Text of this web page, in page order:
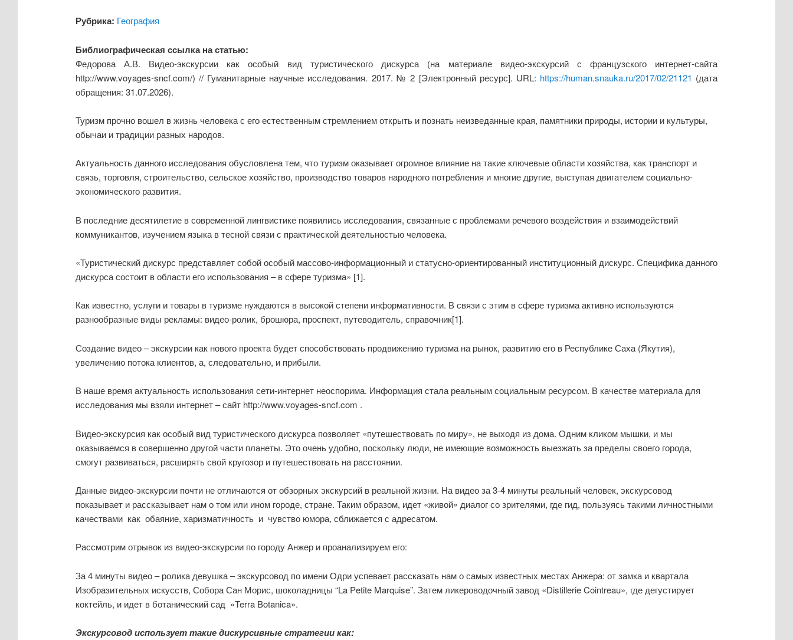
Рубрика: География
Библиографическая ссылка на статью:
Федорова А.В. Видео-экскурсии как особый вид туристического дискурса (на материале видео-экскурсий с французского интернет-сайта
http://www.voyages-sncf.com/) // Гуманитарные научные исследования. 2017. № 2 [Электронный ресурс]. URL: https://human.snauka.ru/2017/02/21121 (дата
обращения: 31.07.2026).
Туризм прочно вошел в жизнь человека с его естественным стремлением открыть и познать неизведанные края, памятники природы, истории и культуры,
обычаи и традиции разных народов.
Актуальность данного исследования обусловлена тем, что туризм оказывает огромное влияние на такие ключевые области хозяйства, как транспорт и
связь, торговля, строительство, сельское хозяйство, производство товаров народного потребления и многие другие, выступая двигателем социально-
экономического развития.
В последние десятилетие в современной лингвистике появились исследования, связанные с проблемами речевого воздействия и взаимодействий
коммуникантов, изучением языка в тесной связи с практической деятельностью человека.
«Туристический дискурс представляет собой особый массово-информационный и статусно-ориентированный институционный дискурс. Специфика данного
дискурса состоит в области его использования – в сфере туризма» [1].
Как известно, услуги и товары в туризме нуждаются в высокой степени информативности. В связи с этим в сфере туризма активно используются
разнообразные виды рекламы: видео-ролик, брошюра, проспект, путеводитель, справочник[1].
Создание видео – экскурсии как нового проекта будет способствовать продвижению туризма на рынок, развитию его в Республике Саха (Якутия),
увеличению потока клиентов, а, следовательно, и прибыли.
В наше время актуальность использования сети-интернет неоспорима. Информация стала реальным социальным ресурсом. В качестве материала для
исследования мы взяли интернет – сайт http://www.voyages-sncf.com .
Видео-экскурсия как особый вид туристического дискурса позволяет «путешествовать по миру», не выходя из дома. Одним кликом мышки, и мы
оказываемся в совершенно другой части планеты. Это очень удобно, поскольку люди, не имеющие возможность выезжать за пределы своего города,
смогут развиваться, расширять свой кругозор и путешествовать на расстоянии.
Данные видео-экскурсии почти не отличаются от обзорных экскурсий в реальной жизни. На видео за 3-4 минуты реальный человек, экскурсовод
показывает и рассказывает нам о том или ином городе, стране. Таким образом, идет «живой» диалог со зрителями, где гид, пользуясь такими личностными
качествами как обаяние, харизматичность и чувство юмора, сближается с адресатом.
Рассмотрим отрывок из видео-экскурсии по городу Анжер и проанализируем его:
За 4 минуты видео – ролика девушка – экскурсовод по имени Одри успевает рассказать нам о самых известных местах Анжера: от замка и квартала
Изобразительных искусств, Собора Сан Морис, шоколадницы “La Petite Marquise”. Затем ликероводочный завод «Distillerie Cointreau», где дегустирует
коктейль, и идет в ботанический сад «Terra Botanica».
Экскурсовод использует такие дискурсивные стратегии как: